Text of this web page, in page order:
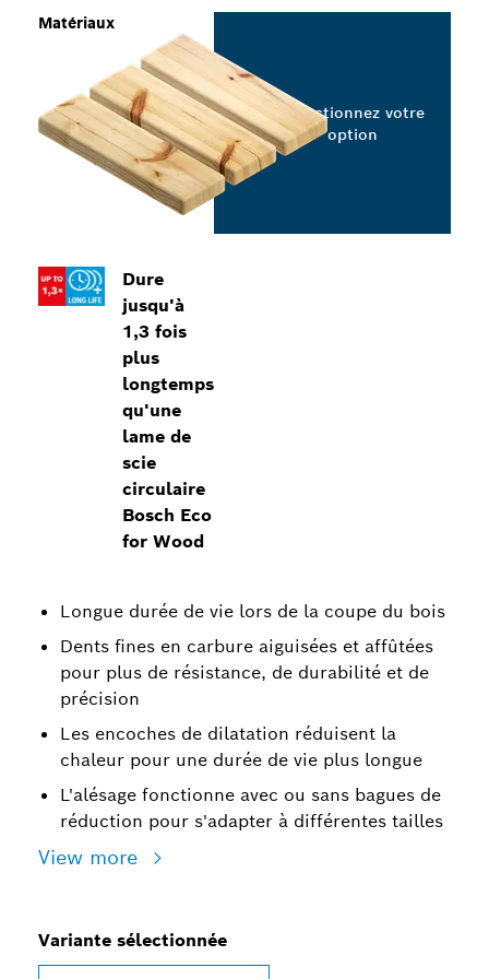
Dure
jusqu'à
1,3 fois
plus
longtemps
qu'une
lame de
scie
circulaire
Bosch Eco
for Wood
Longue durée de vie lors de la coupe du bois
Dents fines en carbure aiguisées et affûtées
pour plus de résistance, de durabilité et de
précision
Les encoches de dilatation réduisent la
chaleur pour une durée de vie plus longue
L'alésage fonctionne avec ou sans bagues de
réduction pour s'adapter à différentes tailles
View more
Matériaux
Sélectionnez votre
option
Variante sélectionnée